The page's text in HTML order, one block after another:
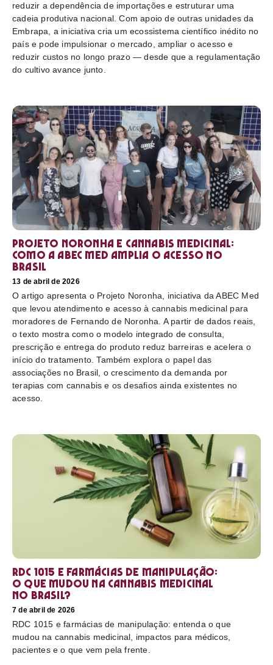
reduzir a dependência de importações e estruturar uma
cadeia produtiva nacional. Com apoio de outras unidades da
Embrapa, a iniciativa cria um ecossistema científico inédito no
país e pode impulsionar o mercado, ampliar o acesso e
reduzir custos no longo prazo — desde que a regulamentação
do cultivo avance junto.
Projeto Noronha e cannabis medicinal:
como a ABEC Med amplia o acesso no
Brasil
13 de abril de 2026
O artigo apresenta o Projeto Noronha, iniciativa da ABEC Med
que levou atendimento e acesso à cannabis medicinal para
moradores de Fernando de Noronha. A partir de dados reais,
o texto mostra como o modelo integrado de consulta,
prescrição e entrega do produto reduz barreiras e acelera o
início do tratamento. Também explora o papel das
associações no Brasil, o crescimento da demanda por
terapias com cannabis e os desafios ainda existentes no
acesso.
RDC 1015 e farmácias de manipulação:
o que mudou na cannabis medicinal
no Brasil?
7 de abril de 2026
RDC 1015 e farmácias de manipulação: entenda o que
mudou na cannabis medicinal, impactos para médicos,
pacientes e o que vem pela frente.